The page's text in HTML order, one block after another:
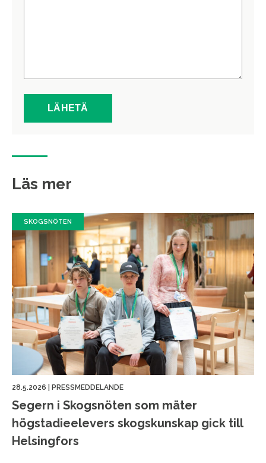
Läs mer
SKOGSNÖTEN
28.5.2026 PRESSMEDDELANDE
Segern i Skogsnöten som mäter
högstadieelevers skogskunskap gick till
Helsingfors